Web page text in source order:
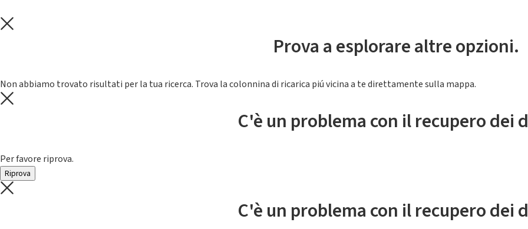
Prova a esplorare altre opzioni.
Non abbiamo trovato risultati per la tua ricerca. Trova la colonnina di ricarica piú vicina a te direttamente sulla mappa.
C'è un problema con il recupero dei
Per favore riprova.
Riprova
C'è un problema con il recupero dei